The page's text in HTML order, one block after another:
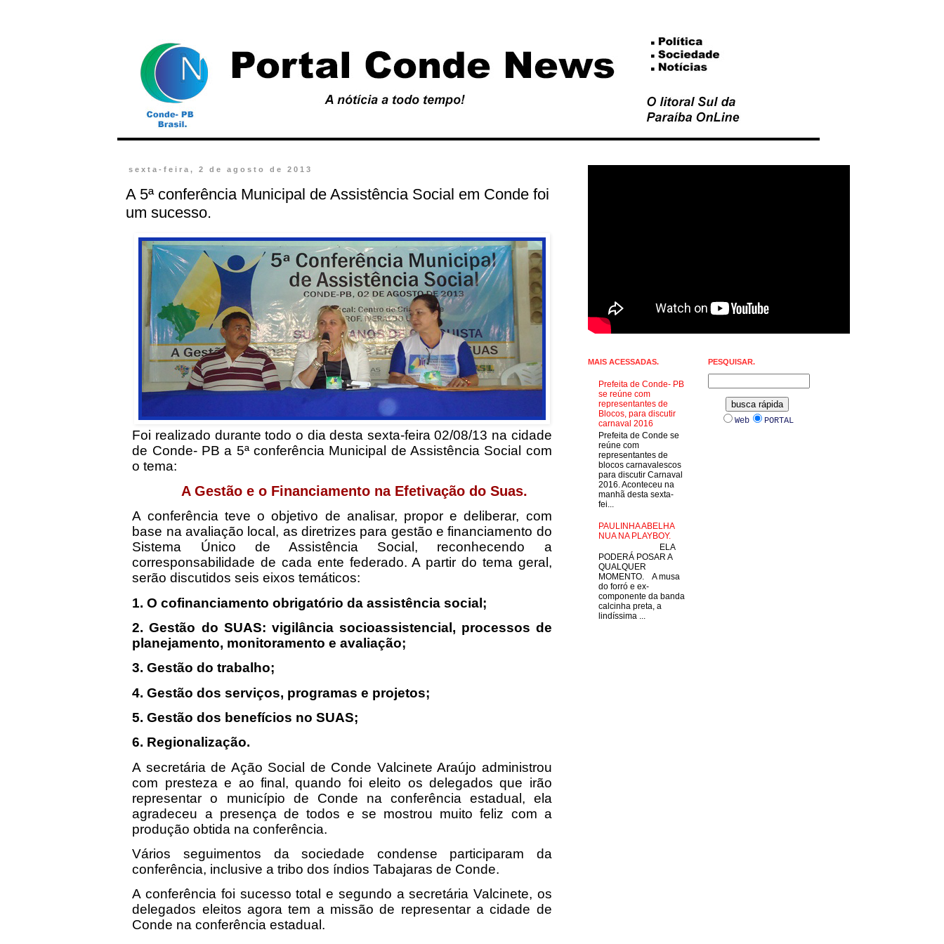
sexta-feira, 2 de agosto de 2013
A 5ª conferência Municipal de Assistência Social em Conde foi
um sucesso.
Foi realizado durante todo o dia desta sexta-feira 02/08/13 na cidade
de Conde- PB a 5ª conferência Municipal de Assistência Social com
o tema:
A Gestão e o Financiamento na Efetivação do Suas.
A conferência teve o objetivo de analisar, propor e deliberar, com
base na avaliação local, as diretrizes para gestão e financiamento do
Sistema Único de Assistência Social, reconhecendo a
corresponsabilidade de cada ente federado. A partir do tema geral,
serão discutidos seis eixos temáticos:
1. O cofinanciamento obrigatório da assistência social;
2. Gestão do SUAS: vigilância socioassistencial, processos de
planejamento, monitoramento e avaliação;
3. Gestão do trabalho;
4. Gestão dos serviços, programas e projetos;
5. Gestão dos benefícios no SUAS;
6. Regionalização.
A secretária de Ação Social de Conde Valcinete Araújo administrou
com presteza e ao final, quando foi eleito os delegados que irão
representar o município de Conde na conferência estadual, ela
agradeceu a presença de todos e se mostrou muito feliz com a
produção obtida na conferência.
Vários seguimentos da sociedade condense participaram da
conferência, inclusive a tribo dos índios Tabajaras de Conde.
A conferência foi sucesso total e segundo a secretária Valcinete, os
delegados eleitos agora tem a missão de representar a cidade de
Conde na conferência estadual.
MAIS ACESSADAS.
Prefeita de Conde- PB
se reúne com
representantes de
Blocos, para discutir
carnaval 2016
Prefeita de Conde se
reúne com
representantes de
blocos carnavalescos
para discutir Carnaval
2016. Aconteceu na
manhã desta sexta-
fei...
PAULINHA ABELHA
NUA NA PLAYBOY.
ELA
PODERÁ POSAR A
QUALQUER
MOMENTO. A musa
do forró e ex-
componente da banda
calcinha preta, a
lindíssima ...
PESQUISAR.
Web PORTAL